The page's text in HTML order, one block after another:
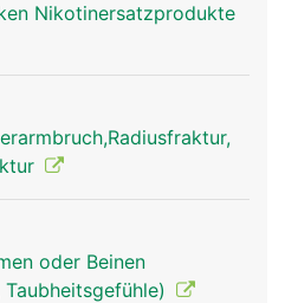
Nikotinersatzprodukte
oder Beinen